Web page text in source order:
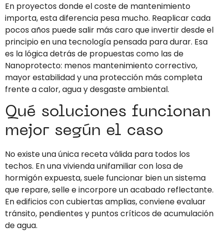
En proyectos donde el coste de mantenimiento
importa, esta diferencia pesa mucho. Reaplicar cada
pocos años puede salir más caro que invertir desde el
principio en una tecnología pensada para durar. Esa
es la lógica detrás de propuestas como las de
Nanoprotecto: menos mantenimiento correctivo,
mayor estabilidad y una protección más completa
frente a calor, agua y desgaste ambiental.
Qué soluciones funcionan
mejor según el caso
No existe una única receta válida para todos los
techos. En una vivienda unifamiliar con losa de
hormigón expuesta, suele funcionar bien un sistema
que repare, selle e incorpore un acabado reflectante.
En edificios con cubiertas amplias, conviene evaluar
tránsito, pendientes y puntos críticos de acumulación
de agua.